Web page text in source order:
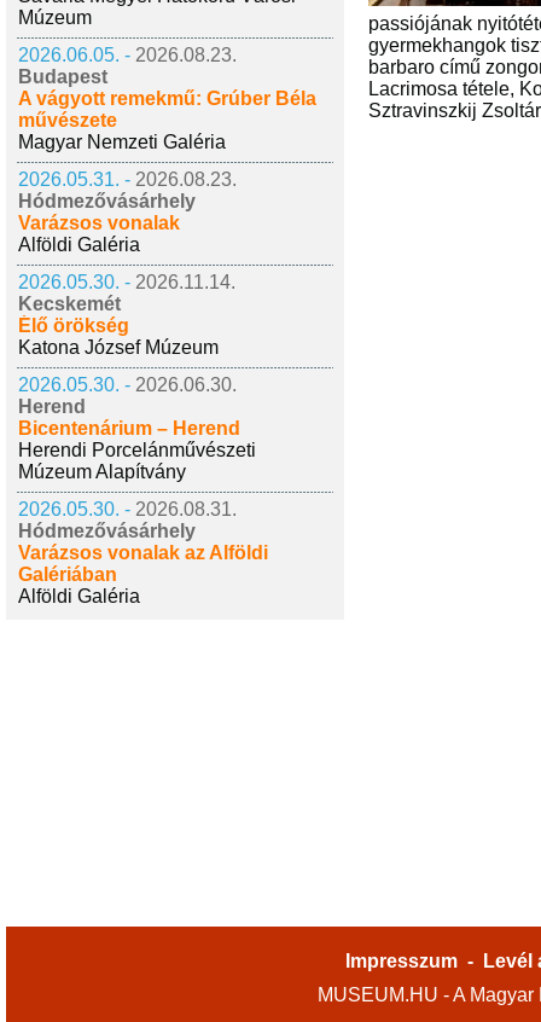
Múzeum
2026.06.05. - 2026.08.23.
Budapest
A vágyott remekmű: Grúber Béla
művészete
Magyar Nemzeti Galéria
2026.05.31. - 2026.08.23.
Hódmezővásárhely
Varázsos vonalak
Alföldi Galéria
2026.05.30. - 2026.11.14.
Kecskemét
Élő örökség
Katona József Múzeum
2026.05.30. - 2026.06.30.
Herend
Bicentenárium – Herend
Herendi Porcelánművészeti
Múzeum Alapítvány
2026.05.30. - 2026.08.31.
Hódmezővásárhely
Varázsos vonalak az Alföldi
Galériában
Alföldi Galéria
passiójának
gyermekhangok
barbaro című
Lacrimosa tétele,
Sztravinszkij
Impresszum -
Levél
MUSEUM.HU - A